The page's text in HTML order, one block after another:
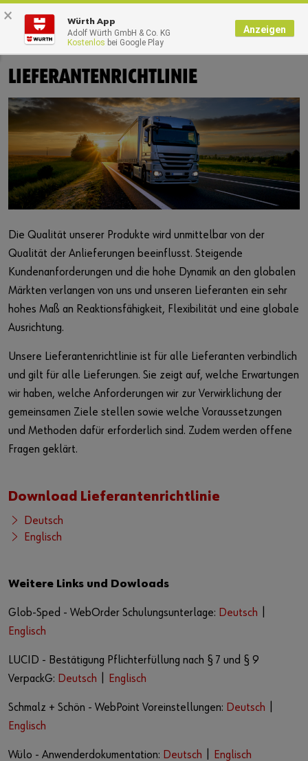
Startseite Unternehmen Global Sourcing
LIEFERANTENRICHTLINIE
Die Qualität unserer Produkte wird unmittelbar von der
Qualität der Anlieferungen beeinflusst. Steigende
Kundenanforderungen und die hohe Dynamik an den globalen
Märkten verlangen von uns und unseren Lieferanten ein sehr
hohes Maß an Reaktionsfähigkeit, Flexibilität und eine globale
Ausrichtung.
Unsere Lieferantenrichtlinie ist für alle Lieferanten verbindlich
und gilt für alle Lieferungen. Sie zeigt auf, welche Erwartungen
wir haben, welche Anforderungen wir zur Verwirklichung der
gemeinsamen Ziele stellen sowie welche Voraussetzungen
und Methoden dafür erforderlich sind. Zudem werden offene
Fragen geklärt.
Download Lieferantenrichtlinie
Deutsch
Englisch
Weitere Links und Dowloads
Glob-Sped - WebOrder Schulungsunterlage: Deutsch
Englisch
LUCID - Bestätigung Pflichterfüllung nach § 7 und § 9
VerpackG: Deutsch Englisch
Schmalz + Schön - WebPoint Voreinstellungen: Deutsch
Englisch
Wülo - Anwenderdokumentation: Deutsch Englisch
× Würth App
Adolf Würth GmbH & Co. KG
Kostenlos bei Google Play
Anzeigen